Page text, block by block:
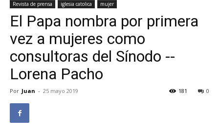
Revista de prensa iglesia catolica mujer
El Papa nombra por primera
vez a mujeres como
consultoras del Sínodo --
Lorena Pacho
Por Juan - 25 mayo 2019 0
181